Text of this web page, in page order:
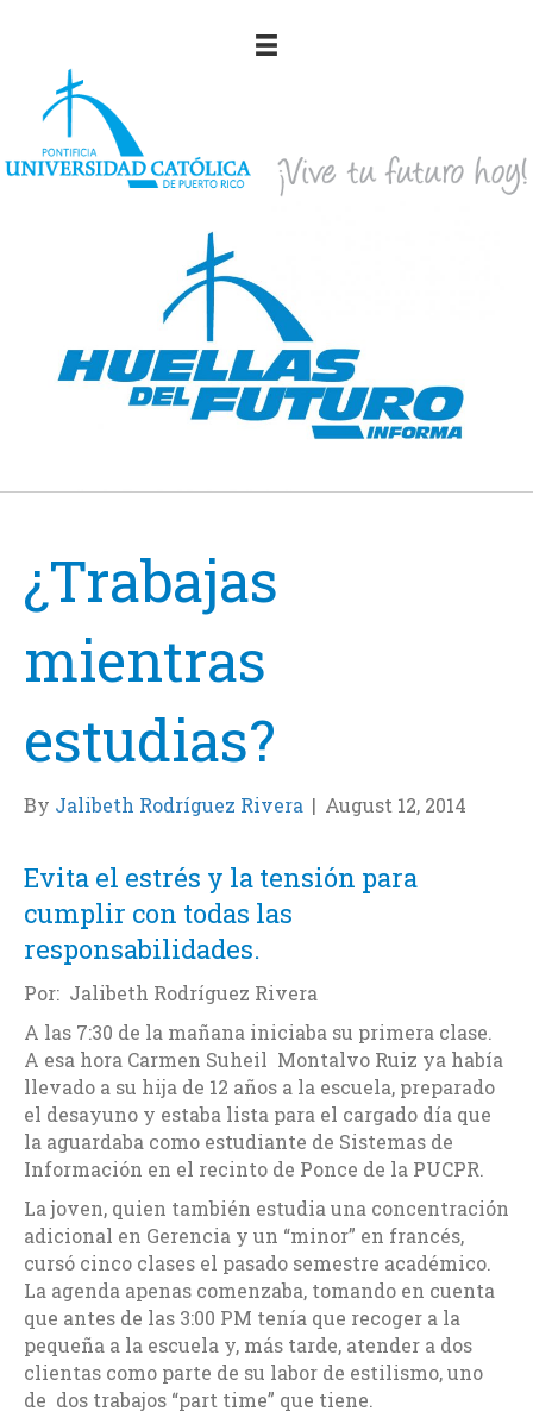
¿Trabajas
mientras
estudias?
By Jalibeth Rodríguez Rivera | August 12, 2014
Evita el estrés y la tensión para
cumplir con todas las
responsabilidades.
Por: Jalibeth Rodríguez Rivera
A las 7:30 de la mañana iniciaba su primera clase.
A esa hora Carmen Suheil Montalvo Ruiz ya había
llevado a su hija de 12 años a la escuela, preparado
el desayuno y estaba lista para el cargado día que
la aguardaba como estudiante de Sistemas de
Información en el recinto de Ponce de la PUCPR.
La joven, quien también estudia una concentración
adicional en Gerencia y un “minor” en francés,
cursó cinco clases el pasado semestre académico.
La agenda apenas comenzaba, tomando en cuenta
que antes de las 3:00 PM tenía que recoger a la
pequeña a la escuela y, más tarde, atender a dos
clientas como parte de su labor de estilismo, uno
de dos trabajos “part time” que tiene.